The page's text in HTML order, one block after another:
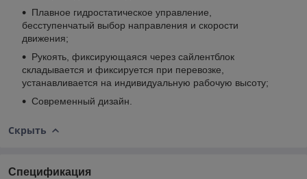
Плавное гидростатическое управление,
бесступенчатый выбор направления и скорости
движения;
Рукоять, фиксирующаяся через сайлентблок
складывается и фиксируется при перевозке,
устанавливается на индивидуальную рабочую высоту;
Современный дизайн.
Скрыть
Спецификация